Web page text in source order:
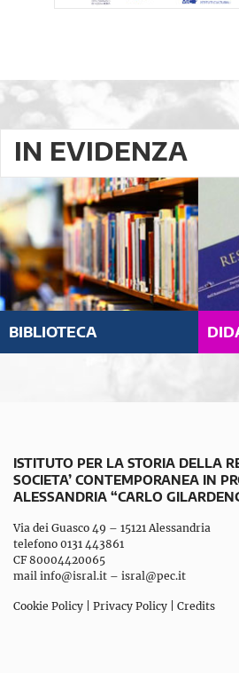
IN EVIDENZA
BIBLIOTECA
ISTITUTO PER LA STORIA DELLA
SOCIETA’ CONTEMPORANEA IN
ALESSANDRIA “CARLO
Via dei Guasco 49 – 15121 Alessandria
telefono 0131 443861
CF 80004420065
mail info@isral.it – isral@pec.it
Cookie Policy Privacy Policy Credits